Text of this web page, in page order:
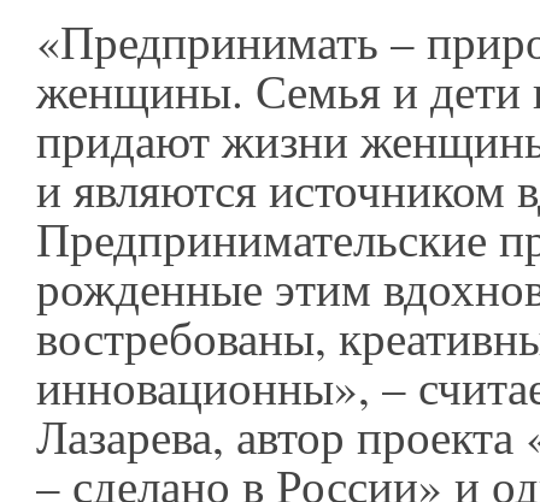
«Предпринимать –
женщины. Семья и дети
придают жизни
и являются источником
Предпринимательские
рожденные этим
востребованы,
инновационны», –
Лазарева, автор
– сделано в России» и